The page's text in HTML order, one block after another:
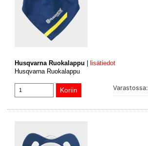
Husqvarna Ruokalappu | lisätiedot
Husqvarna Ruokalappu
Varastossa: